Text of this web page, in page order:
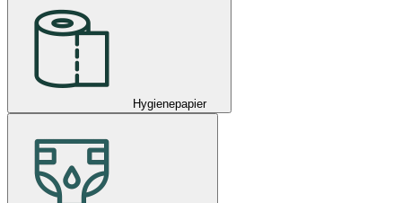
Hygienepapier